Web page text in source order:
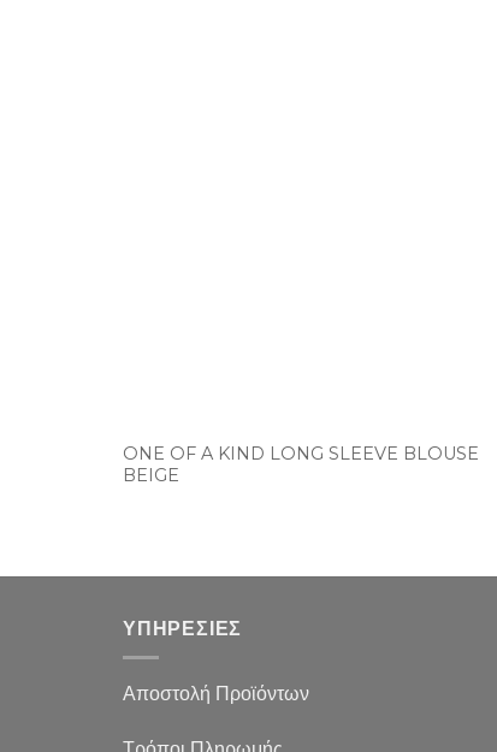
ONE OF A KIND LONG SLEEVE BLOUSE
BEIGE
ΥΠΗΡΕΣΙΕΣ
Αποστολή Προϊόντων